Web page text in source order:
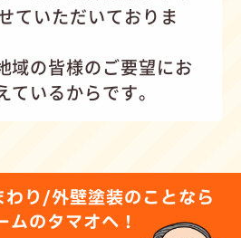
ていただいておりま
域の皆様のご要望にお
いるからです。
わり/外壁塗装のことなら
ムのタマオへ！